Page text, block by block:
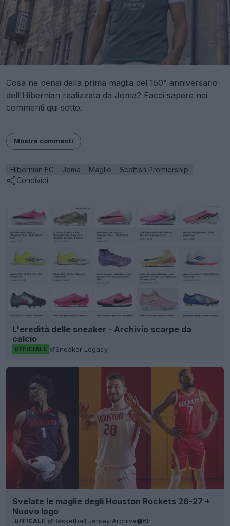
Cosa ne pensi della prima maglia del 150° anniversario
dell'Hibernian realizzata da Joma? Facci sapere nei
commenti qui sotto.
Mostra commenti
Hibernian FC Joma Maglie
Scottish Premiership
Condividi
L'eredità delle sneaker - Archivio scarpe da
calcio
UFFICIALE Sneaker Legacy
Svelate le maglie degli Houston Rockets 26-27 +
Nuovo logo
UFFICALE Basketball Jersey Archive 6h